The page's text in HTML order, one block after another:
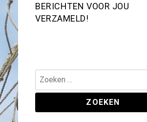
BERICHTEN VOOR JOU
VERZAMELD!
Zoeken
naar: